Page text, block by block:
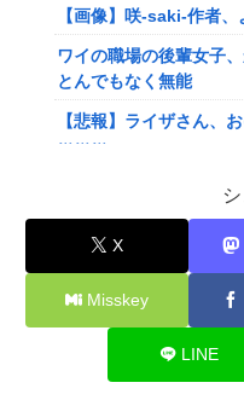
【画像】咲-saki-作者
ワイの職場の後輩女子
とんでもなく無能
【悲報】ライザさん、
ｗｗｗ
【悲報】Z世代「求刑7
者殺した方が量刑軽か
ぐらんぶる原作最新話
【悲報】ショートスリ
ギレるｗｗｗｗ
【画像】閉店間際の回
にｗｗｗｗｗ
X
Misskey
LINE